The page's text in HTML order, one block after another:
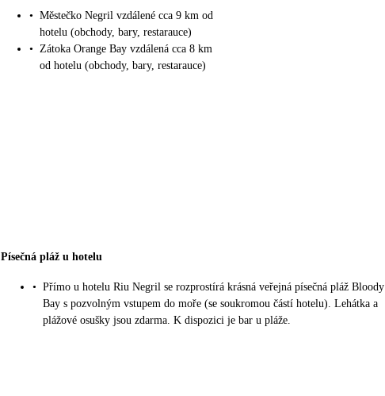
• Městečko Negril vzdálené cca 9 km od
hotelu (obchody, bary, restarauce)
•
Zátoka Orange Bay vzdálená cca 8 km
od hotelu (obchody, bary, restarauce)
Písečná pláž u hotelu
• Přímo u hotelu Riu Negril se rozprostírá krásná veřejná písečná pláž Bloody
Bay s pozvolným vstupem do moře (se soukromou částí hotelu). Lehátka a
plážové osušky jsou zdarma. K dispozici je bar u pláže.